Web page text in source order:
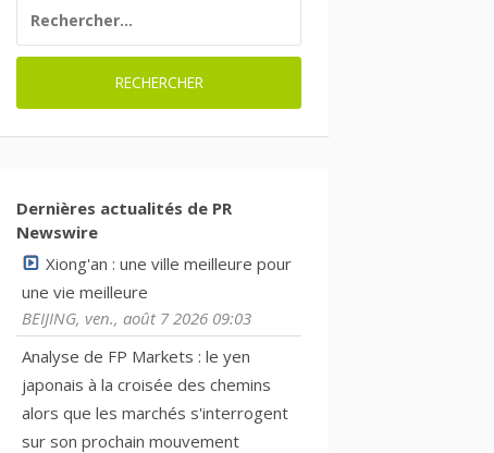
Dernières actualités de PR
Newswire
Xiong'an : une ville meilleure pour
une vie meilleure
BEIJING, ven., août 7 2026 09:03
Analyse de FP Markets : le yen
japonais à la croisée des chemins
alors que les marchés s'interrogent
sur son prochain mouvement